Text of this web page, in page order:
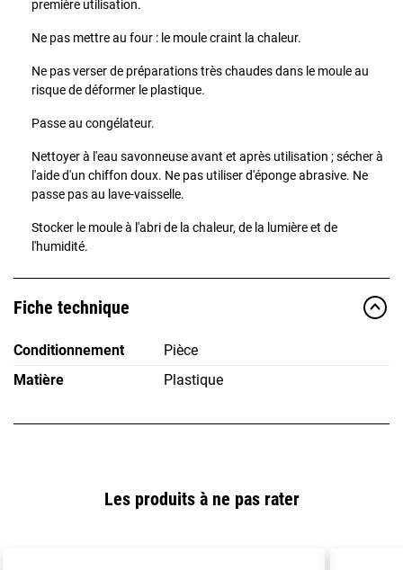
première utilisation.
Ne pas mettre au four : le moule craint la chaleur.
Ne pas verser de préparations très chaudes dans le moule au
risque de déformer le plastique.
Passe au congélateur.
Nettoyer à l'eau savonneuse avant et après utilisation ; sécher à
l'aide d'un chiffon doux. Ne pas utiliser d'éponge abrasive. Ne
passe pas au lave-vaisselle.
Stocker le moule à l'abri de la chaleur, de la lumière et de
l'humidité.
Fiche technique
Conditionnement
Pièce
Matière
Plastique
Les produits à ne pas rater